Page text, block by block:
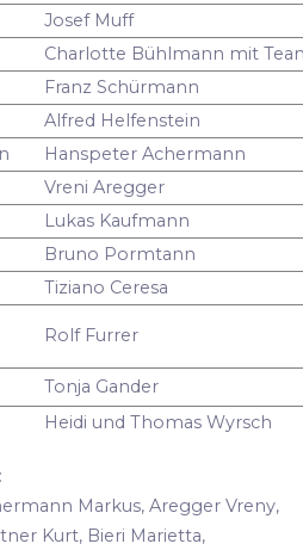
Josef Muff
Charlotte Bühlmann mit
Franz Schürmann
Alfred Helfenstein
Hanspeter Achermann
Vreni Aregger
Lukas Kaufmann
Bruno Pormtann
Tiziano Ceresa
Rolf Furrer
Tonja Gander
Heidi und Thomas Wyrsch
Markus, Aregger Vreny,
Kurt, Bieri Marietta,